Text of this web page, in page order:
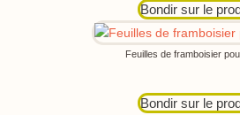
Bondir sur le
Feuilles de framboisier
Bondir sur le